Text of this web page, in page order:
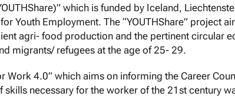
which is funded by Iceland,
Youth Employment. The “YOUTHShare” project
agri- food production and the pertinent circular
migrants/ refugees at the age of 25- 29.
Work 4.0” which aims on informing the Career
necessary for the worker of the 21st century